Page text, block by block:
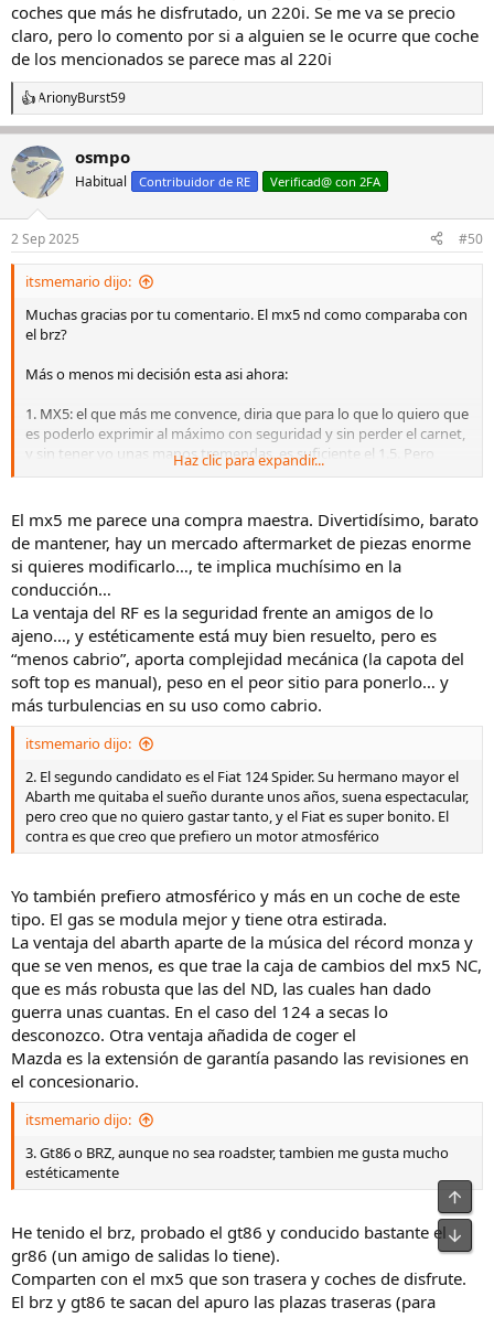
coches que más he disfrutado, un 220i. Se me va se precio
claro, pero lo comento por si a alguien se le ocurre que coche
de los mencionados se parece mas al 220i
R
e
c
i
e
s
ArionyBurst59
osmpo
Habitual Contribuidor de RE Verificad@ con 2FA
2 Sep 2025 #50
itsmemario dijo:
Muchas gracias por tu comentario. El mx5 nd como comparaba con
el brz?
Más o menos mi decisión esta asi ahora:
1. MX5: el que más me convence, diria que para lo que lo quiero que
es poderlo exprimir al máximo con seguridad y sin perder el carnet,
y sin tener yo unas manos tremendas, es suficiente el 1.5. Pero
dudo con el 2.0. También dudo com el RF... aporta más peso, pero
Supra de fast and furious tienen la culpa 😆
Haz clic para expandir...
El mx5 me parece una compra maestra. Divertidísimo, barato
de mantener, hay un mercado aftermarket de piezas enorme
si quieres modificarlo…, te implica muchísimo en la
conducción…
La ventaja del RF es la seguridad frente an amigos de lo
ajeno…, y estéticamente está muy bien resuelto, pero es
“menos cabrio”, aporta complejidad mecánica (la capota del
soft top es manual), peso en el peor sitio para ponerlo… y
más turbulencias en su uso como cabrio.
itsmemario dijo:
2. El segundo candidato es el Fiat 124 Spider. Su hermano mayor el
Abarth me quitaba el sueño durante unos años, suena espectacular,
pero creo que no quiero gastar tanto, y el Fiat es super bonito. El
contra es que creo que prefiero un motor atmosférico
Yo también prefiero atmosférico y más en un coche de este
tipo. El gas se modula mejor y tiene otra estirada.
La ventaja del abarth aparte de la música del récord monza y
que se ven menos, es que trae la caja de cambios del mx5 NC,
que es más robusta que las del ND, las cuales han dado
guerra unas cuantas. En el caso del 124 a secas lo
desconozco. Otra ventaja añadida de coger el
Mazda es la extensión de garantía pasando las revisiones en
el concesionario.
itsmemario dijo:
3. Gt86 o BRZ, aunque no sea roadster, tambien me gusta mucho
estéticamente
He tenido el brz, probado el gt86 y conducido bastante el
gr86 (un amigo de salidas lo tiene).
Comparten con el mx5 que son trasera y coches de disfrute.
El brz y gt86 te sacan del apuro las plazas traseras (para